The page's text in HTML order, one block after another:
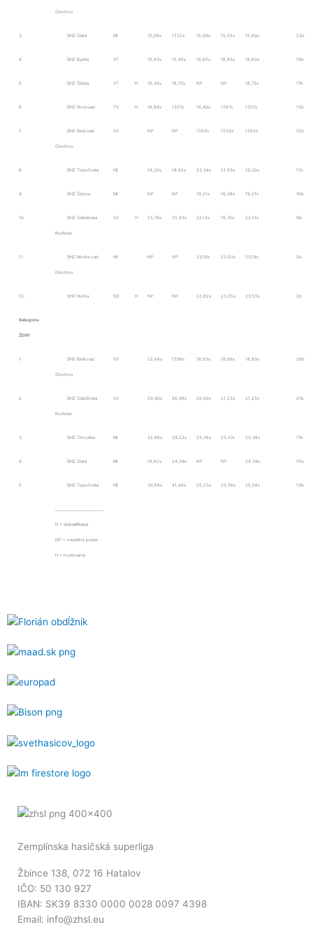
Cirochou
3. DHZ Staré MI 15,68s 17,22s 15,69s 15,55s 15,69s 23b
4. DHZ Bystré VT 16,63s 15,46s 18,65s 16,43s 16,63s 19b
5. DHZ Čičava VT H 16,34s 16,73s NP NP 16,73s 17b
6. DHZ Novosad TV H 16,64s 17,07s 18,40s 17,67s 17,07s 13b
7. DHZ Belá nad
Cirochou
SV NP NP 17,63s 17,50s 17,63s 12b
8. DHZ Topoľovka HE 19,20s 18,82s 23,34s 21,03s 19,20s 11b
9. DHZ Žbince MI NP NP 19,21s 18,38s 19,21s 10b
10. DHZ Stakčínska
Roztoka
SV H 23,79s 25,43s 22,13s 18,74s 22,13s 9b
11. DHZ Modra nad
Cirochou
HE NP NP 23,19s 23,03s 23,19s 2b
12. DHZ Horňa SO H NP NP 22,82s 23,55s 23,55s 2b
Kategória
ŽENY
1. DHZ Belá nad
Cirochou
SV 22,84s 17,98s 18,83s 18,66s 18,83s 28b
2. DHZ Stakčínska
Roztoka
SV 20,40s 26,48s 20,09s 21,23s 21,23s 21b
3. DHZ Trhovište MI 32,86s 29,22s 23,38s 23,37s 23,38s 17b
4. DHZ Staré MI 18,62s 24,39s NP NP 24,39s 15b
5. DHZ Topoľovka HE 39,88s 41,94s 25,23s 25,56s 25,56s 13b
D = diskvalifikácia
NP = neplatný pokus
H = hosťovanie
Zemplínska hasičská superliga
Žbince 138, 072 16 Hatalov
IČO: 50 130 927
IBAN: SK39 8330 0000 0028 0097 4398
Email: info@zhsl.eu